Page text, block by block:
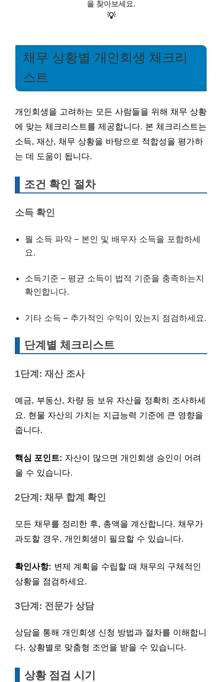
을 찾아보세요.
💡
채무 상황별 개인회생 체크리
스트
개인회생을 고려하는 모든 사람들을 위해 채무 상황
에 맞는 체크리스트를 제공합니다. 본 체크리스트는
소득, 재산, 채무 상황을 바탕으로 적합성을 평가하
는 데 도움이 됩니다.
조건 확인 절차
소득 확인
월 소득 파악 – 본인 및 배우자 소득을 포함하세
요.
소득기준 – 평균 소득이 법적 기준을 충족하는지
확인합니다.
기타 소득 – 추가적인 수익이 있는지 점검하세요.
단계별 체크리스트
1단계: 재산 조사
예금, 부동산, 차량 등 보유 자산을 정확히 조사하세
요. 현물 자산의 가치는 지급능력 기준에 큰 영향을
줍니다.
핵심 포인트: 자산이 많으면 개인회생 승인이 어려
울 수 있습니다.
2단계: 채무 합계 확인
모든 채무를 정리한 후, 총액을 계산합니다. 채무가
과도할 경우, 개인회생이 필요할 수 있습니다.
확인사항: 변제 계획을 수립할 때 채무의 구체적인
상황을 점검하세요.
3단계: 전문가 상담
상담을 통해 개인회생 신청 방법과 절차를 이해합니
다. 상황별로 맞춤형 조언을 받을 수 있습니다.
상황 점검 시기